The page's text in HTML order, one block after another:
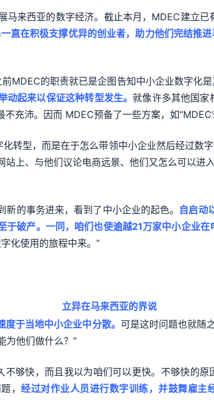
来西亚的数字经济。截止本月，MDEC建立已
直在积极支撑优异的创业者，助力他们完结推
MDEC的职责就已是企图告知中小企业数字化是
动起来以保证这种转型发生。就像许多其他国家
充沛。因而 MDEC预备了一些方案，如
转型，而是在于怎么带领中小企业然后经过数
上、与他们议论电商远景、他们又怎么可以进
的事务进来，看到了中小企业的起色。 自启动
破产。一同，咱们也使逾越21万家中小企业在
化使用的旅程中来。”
立异在马来西亚的界说
于当地中小企业中分散。 可是这时问题也就随
为他们做什么？”
够快，而且我以为咱们可以更快。不够快的
，经过对作业人员进行数字训练，并鼓舞雇主